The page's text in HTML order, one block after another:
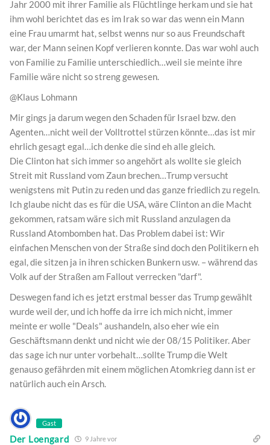
Jahr 2000 mit ihrer Familie als Flüchtlinge herkam und sie hat
ihm wohl berichtet das es im Irak so war das wenn ein Mann
eine Frau umarmt hat, selbst wenns nur so aus Freundschaft
war, der Mann seinen Kopf verlieren konnte. Das war wohl auch
von Familie zu Familie unterschiedlich…weil sie meinte ihre
Familie wäre nicht so streng gewesen.
@Klaus Lohmann
Mir gings ja darum wegen den Schaden für Israel bzw. den
Agenten…nicht weil der Volltrottel stürzen könnte…das ist mir
ehrlich gesagt egal…ich denke die sind eh alle gleich.
Die Clinton hat sich immer so angehört als wollte sie gleich
Streit mit Russland vom Zaun brechen…Trump versucht
wenigstens mit Putin zu reden und das ganze friedlich zu regeln.
Ich glaube nicht das es für die USA, wäre Clinton an die Macht
gekommen, ratsam wäre sich mit Russland anzulagen da
Russland Atombomben hat. Das Problem dabei ist: Wir
einfachen Menschen von der Straße sind doch den Politikern eh
egal, die sitzen ja in ihren schicken Bunkern usw. – während das
Volk auf der Straßen am Fallout verrecken "darf".
Deswegen fand ich es jetzt erstmal besser das Trump gewählt
wurde weil der, und ich hoffe da irre ich mich nicht, immer
meinte er wolle "Deals" aushandeln, also eher wie ein
Geschäftsmann denkt und nicht wie der 08/15 Politiker. Aber
das sage ich nur unter vorbehalt…sollte Trump die Welt
genauso gefährden mit einem möglichen Atomkrieg dann ist er
natürlich auch ein Arsch.
Gast
Der Loengard 9 Jahre vor